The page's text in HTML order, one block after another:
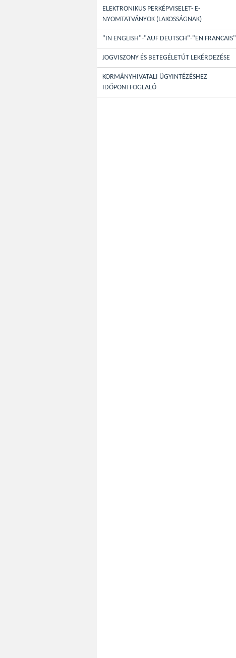
ELEKTRONIKUS PERKÉPVISELET- E-
NYOMTATVÁNYOK (LAKOSSÁGNAK)
"IN ENGLISH"-"AUF DEUTSCH"-"EN FRANCAIS"
JOGVISZONY ÉS BETEGÉLETÚT LEKÉRDEZÉSE
KORMÁNYHIVATALI ÜGYINTÉZÉSHEZ
IDŐPONTFOGLALÓ